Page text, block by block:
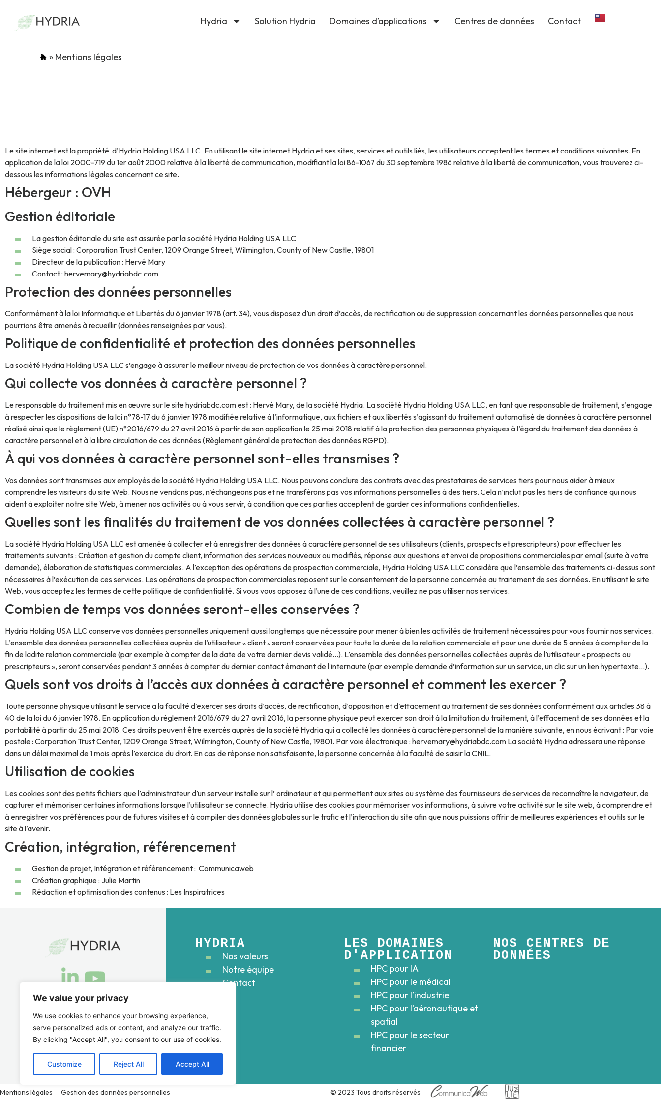
We value your privacy
We use cookies to enhance your browsing experience,
serve personalized ads or content, and analyze our traffic.
By clicking "Accept All", you consent to our use of cookies.
Customize Reject All Accept All
Hydria Solution Hydria Domaines d’applications Centres de données Contact
» Mentions légales
Le site internet est la propriété d’Hydria Holding USA LLC. En utilisant le site internet Hydria et ses sites, services et outils liés, les utilisateurs acceptent les termes et conditions suivantes. En
application de la loi 2000-719 du 1er août 2000 relative à la liberté de communication, modifiant la loi 86-1067 du 30 septembre 1986 relative à la liberté de communication, vous trouverez ci-
dessous les informations légales concernant ce site.
Hébergeur : OVH
Gestion éditoriale
La gestion éditoriale du site est assurée par la société Hydria Holding USA LLC
Siège social : Corporation Trust Center, 1209 Orange Street, Wilmington, County of New Castle, 19801
Directeur de la publication : Hervé Mary
Contact : hervemary@hydriabdc.com
Protection des données personnelles
Conformément à la loi Informatique et Libertés du 6 janvier 1978 (art. 34), vous disposez d’un droit d’accès, de rectification ou de suppression concernant les données personnelles que nous
pourrions être amenés à recueillir (données renseignées par vous).
Politique de confidentialité et protection des données personnelles
La société Hydria Holding USA LLC s’engage à assurer le meilleur niveau de protection de vos données à caractère personnel.
Qui collecte vos données à caractère personnel ?
Le responsable du traitement mis en œuvre sur le site hydriabdc.com est : Hervé Mary, de la société Hydria. La société Hydria Holding USA LLC, en tant que responsable de traitement, s’engage
à respecter les dispositions de la loi n°78-17 du 6 janvier 1978 modifiée relative à l’informatique, aux fichiers et aux libertés s’agissant du traitement automatisé de données à caractère personnel
réalisé ainsi que le règlement (UE) n°2016/679 du 27 avril 2016 à partir de son application le 25 mai 2018 relatif à la protection des personnes physiques à l’égard du traitement des données à
caractère personnel et à la libre circulation de ces données (Règlement général de protection des données RGPD).
À qui vos données à caractère personnel sont-elles transmises ?
Vos données sont transmises aux employés de la société Hydria Holding USA LLC. Nous pouvons conclure des contrats avec des prestataires de services tiers pour nous aider à mieux
comprendre les visiteurs du site Web. Nous ne vendons pas, n’échangeons pas et ne transférons pas vos informations personnelles à des tiers. Cela n’inclut pas les tiers de confiance qui nous
aident à exploiter notre site Web, à mener nos activités ou à vous servir, à condition que ces parties acceptent de garder ces informations confidentielles.
Quelles sont les finalités du traitement de vos données collectées à caractère personnel ?
La société Hydria Holding USA LLC est amenée à collecter et à enregistrer des données à caractère personnel de ses utilisateurs (clients, prospects et prescripteurs) pour effectuer les
traitements suivants : Création et gestion du compte client, information des services nouveaux ou modifiés, réponse aux questions et envoi de propositions commerciales par email (suite à votre
demande), élaboration de statistiques commerciales. A l’exception des opérations de prospection commerciale, Hydria Holding USA LLC considère que l’ensemble des traitements ci-dessus sont
nécessaires à l’exécution de ces services. Les opérations de prospection commerciales reposent sur le consentement de la personne concernée au traitement de ses données. En utilisant le site
Web, vous acceptez les termes de cette politique de confidentialité. Si vous vous opposez à l’une de ces conditions, veuillez ne pas utiliser nos services.
Combien de temps vos données seront-elles conservées ?
Hydria Holding USA LLC conserve vos données personnelles uniquement aussi longtemps que nécessaire pour mener à bien les activités de traitement nécessaires pour vous fournir nos services.
L’ensemble des données personnelles collectées auprès de l’utilisateur « client » seront conservées pour toute la durée de la relation commerciale et pour une durée de 5 années à compter de la
fin de ladite relation commerciale (par exemple à compter de la date de votre dernier devis validé…). L’ensemble des données personnelles collectées auprès de l’utilisateur « prospects ou
prescripteurs », seront conservées pendant 3 années à compter du dernier contact émanant de l’internaute (par exemple demande d’information sur un service, un clic sur un lien hypertexte…).
Quels sont vos droits à l’accès aux données à caractère personnel et comment les exercer ?
Toute personne physique utilisant le service a la faculté d’exercer ses droits d’accès, de rectification, d’opposition et d’effacement au traitement de ses données conformément aux articles 38 à
40 de la loi du 6 janvier 1978. En application du règlement 2016/679 du 27 avril 2016, la personne physique peut exercer son droit à la limitation du traitement, à l’effacement de ses données et la
portabilité à partir du 25 mai 2018. Ces droits peuvent être exercés auprès de la société Hydria qui a collecté les données à caractère personnel de la manière suivante, en nous écrivant : Par voie
postale : Corporation Trust Center, 1209 Orange Street, Wilmington, County of New Castle, 19801. Par voie électronique : hervemary@hydriabdc.com La société Hydria adressera une réponse
dans un délai maximal de 1 mois après l’exercice du droit. En cas de réponse non satisfaisante, la personne concernée à la faculté de saisir la CNIL.
Utilisation de cookies
Les cookies sont des petits fichiers que l’administrateur d’un serveur installe sur l’ ordinateur et qui permettent aux sites ou système des fournisseurs de services de reconnaître le navigateur, de
capturer et mémoriser certaines informations lorsque l’utilisateur se connecte. Hydria utilise des cookies pour mémoriser vos informations, à suivre votre activité sur le site web, à comprendre et
à enregistrer vos préférences pour de futures visites et à compiler des données globales sur le trafic et l’interaction du site afin que nous puissions offrir de meilleures expériences et outils sur le
site à l’avenir.
Création, intégration, référencement
Gestion de projet, Intégration et référencement : Communicaweb
Création graphique : Julie Martin
Rédaction et optimisation des contenus : Les Inspiratrices
avec nous
HYDRIA
Nos valeurs
Notre équipe
Contact
LES DOMAINES
D'APPLICATION
HPC pour IA
HPC pour le médical
HPC pour l’industrie
HPC pour l’aéronautique et
spatial
HPC pour le secteur
financier
NOS CENTRES DE
DONNÉES
Mentions légales Gestion des données personnelles © 2023 Tous droits réservés